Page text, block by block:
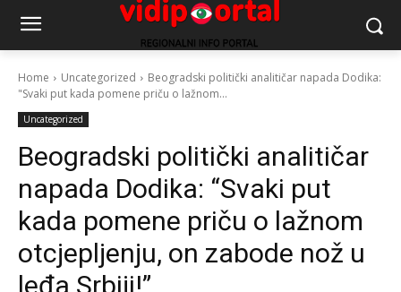
Home Uncategorized
Beogradski politički analitičar napada Dodika:
"Svaki put kada pomene priču o lažnom...
Uncategorized
Beogradski politički analitičar
napada Dodika: “Svaki put
kada pomene priču o lažnom
otcjepljenju, on zabode nož u
leđa Srbiji!”